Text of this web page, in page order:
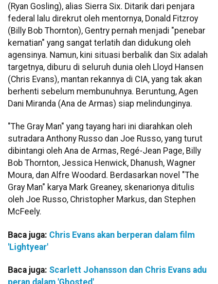
(Ryan Gosling), alias Sierra Six. Ditarik dari penjara
federal lalu direkrut oleh mentornya, Donald Fitzroy
(Billy Bob Thornton), Gentry pernah menjadi "penebar
kematian" yang sangat terlatih dan didukung oleh
agensinya. Namun, kini situasi berbalik dan Six adalah
targetnya, diburu di seluruh dunia oleh Lloyd Hansen
(Chris Evans), mantan rekannya di CIA, yang tak akan
berhenti sebelum membunuhnya. Beruntung, Agen
Dani Miranda (Ana de Armas) siap melindunginya.
"The Gray Man" yang tayang hari ini diarahkan oleh
sutradara Anthony Russo dan Joe Russo, yang turut
dibintangi oleh Ana de Armas, Regé-Jean Page, Billy
Bob Thornton, Jessica Henwick, Dhanush, Wagner
Moura, dan Alfre Woodard. Berdasarkan novel "The
Gray Man" karya Mark Greaney, skenarionya ditulis
oleh Joe Russo, Christopher Markus, dan Stephen
McFeely.
Baca juga: Chris Evans akan berperan dalam film
'Lightyear'
Baca juga: Scarlett Johansson dan Chris Evans adu